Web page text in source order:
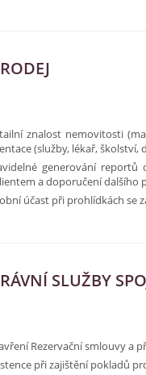
znalost nemovitosti
(služby, lékař, školství,
generování
a doporučení dalšího
účast při prohlídkách se
SLUŽBY
Rezervační smlouvy a
při zajištění pokladů